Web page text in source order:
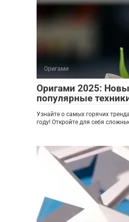
Оригами
Оригами 2025:
популярные
Узнайте о самых горячих
году! Откройте для себя